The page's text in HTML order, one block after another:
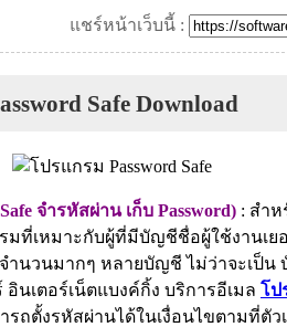
แชร์หน้าเว็บนี้ :
Safe Download
จำรหัสผ่าน เก็บ Password) : สำ
มที่เหมาะกับผู้ที่มีบัญชีชื่อผู้ใช้งานเย
จำนวนมากๆ หลายบัญชี ไม่ว่าจะเป็
อินเตอร์เน็ตแบงค์กิ้ง บริการอีเมล โป
ตั้งรหัสผ่านได้ในเงื่อนไขตามที่ตัว